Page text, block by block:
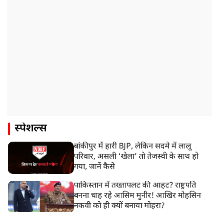
स्पेशल्स
बांकीपुर में हारी BJP, लेकिन सदमे में लालू
परिवार, असली ‘खेला’ तो तेजस्वी के साथ हो
गया, जानें कैसे
पाकिस्तान में तख्तापलट की आहट? राष्ट्रपति
बनना चाह रहे आसिम मुनीर! आखिर मोहसिन
नकवी को ही क्यों बनाया मोहरा?